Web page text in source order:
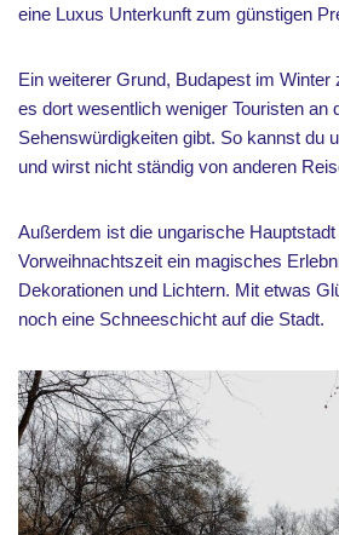
eine Luxus Unterkunft zum günstigen
Ein weiterer Grund, Budapest im
es dort wesentlich weniger Touristen an
Sehenswürdigkeiten gibt. So kannst du
und wirst nicht ständig von anderen
Außerdem ist die ungarische
Vorweihnachtszeit ein magisches
Dekorationen und Lichtern. Mit etwas
noch eine Schneeschicht auf die Stadt.